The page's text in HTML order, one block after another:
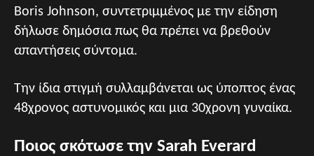
Boris Johnson, συντετριμμένος με την είδηση
δήλωσε δημόσια πως θα πρέπει να βρεθούν
απαντήσεις σύντομα.
Την ίδια στιγμή συλλαμβάνεται ως ύποπτος ένας
48χρονος αστυνομικός και μια 30χρονη γυναίκα.
Ποιος σκότωσε την Sarah Everard